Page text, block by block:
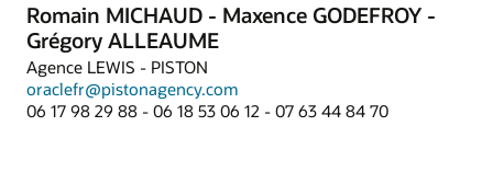
Romain MICHAUD - Maxence GODEFROY -
Grégory ALLEAUME
Agence LEWIS - PISTON
oraclefr@pistonagency.com
06 17 98 29 88 - 06 18 53 06 12 - 07 63 44 84 70